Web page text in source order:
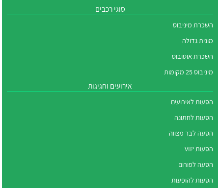
סוגי רכבים
השכרת מיניבוס
מונית גדולה
השכרת אוטובוס
מיניבוס 25 מקומות
אירועים וחגיגות
הסעות לאירועים
הסעות לחתונה
הסעה לבר מצווה
הסעות VIP
הסעה לפורום
הסעות להופעות